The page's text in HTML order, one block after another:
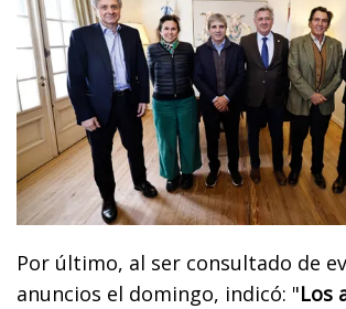
Por último, al ser consultado de
anuncios el domingo, indicó: "Los